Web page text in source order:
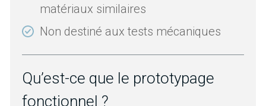
matériaux similaires
Non destiné aux tests mécaniques
Qu’est-ce que le prototypage
fonctionnel ?